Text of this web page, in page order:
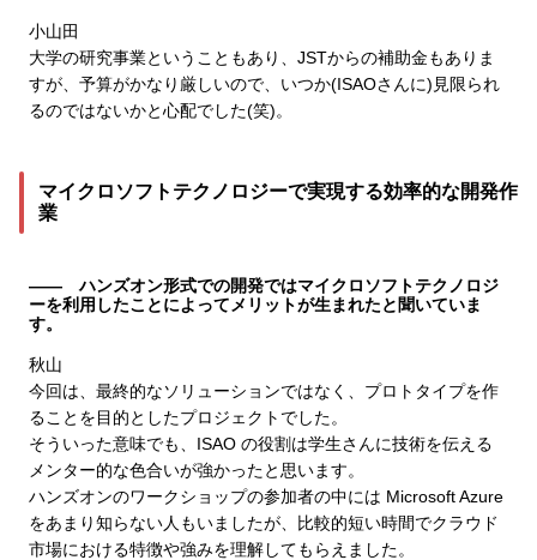
小山田
大学の研究事業ということもあり、JSTからの補助金もありま
すが、予算がかなり厳しいので、いつか(ISAOさんに)見限られ
るのではないかと心配でした(笑)。
マイクロソフトテクノロジーで実現する効率的な開発作
業
―― ハンズオン形式での開発ではマイクロソフトテクノロジ
ーを利用したことによってメリットが生まれたと聞いていま
す。
秋山
今回は、最終的なソリューションではなく、プロトタイプを作
ることを目的としたプロジェクトでした。
そういった意味でも、ISAO の役割は学生さんに技術を伝える
メンター的な色合いが強かったと思います。
ハンズオンのワークショップの参加者の中には Microsoft Azure
をあまり知らない人もいましたが、比較的短い時間でクラウド
市場における特徴や強みを理解してもらえました。